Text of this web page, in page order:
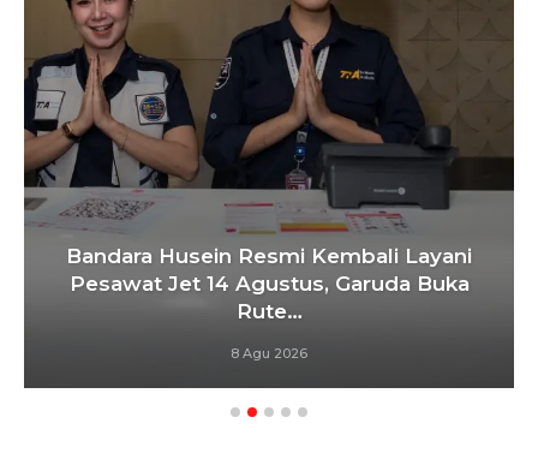
Bandara Husein Resmi Kembali Layani
Pesawat Jet 14 Agustus, Garuda Buka
Rute…
8 Agu 2026